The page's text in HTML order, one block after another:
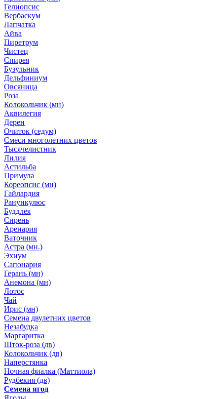
Гелиопсис
Вербаскум
Лапчатка
Айва
Пиретрум
Чистец
Спирея
Бузульник
Дельфиниум
Овсяница
Роза
Колокольчик (мн)
Аквилегия
Дерен
Очиток (седум)
Смеси многолетних цветов
Тысячелистник
Лилия
Астильба
Примула
Кореопсис (мн)
Гайлардия
Ранункулюс
Буддлея
Сирень
Аренария
Ваточник
Астра (мн.)
Эхиум
Сапонария
Герань (мн)
Анемона (мн)
Лотос
Чай
Ирис (мн)
Семена двулетних цветов
Незабудка
Маргаритка
Шток-роза (дв)
Колокольчик (дв)
Наперстянка
Ночная фиалка (Маттиола)
Рудбекия (дв)
Семена ягод